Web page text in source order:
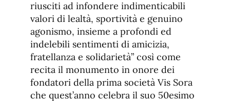
riusciti ad infondere indimenticabili
valori di lealtà, sportività e genuino
agonismo, insieme a profondi ed
indelebili sentimenti di amicizia,
fratellanza e solidarietà” così come
recita il monumento in onore dei
fondatori della prima società Vis Sora
che quest’anno celebra il suo 50esimo